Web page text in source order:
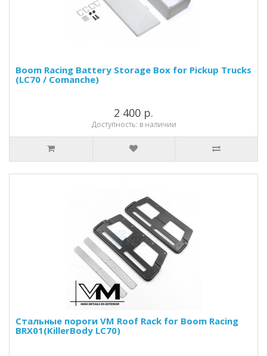
Boom Racing Battery Storage Box for Pickup Trucks
(LC70 / Comanche)
2 400 р.
Доступность: в наличии
Стальные пороги VM Roof Rack for Boom Racing
BRX01(KillerBody LC70)